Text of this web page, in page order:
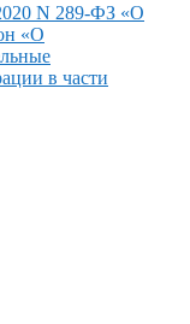
N 289-ФЗ «О
«О
в части